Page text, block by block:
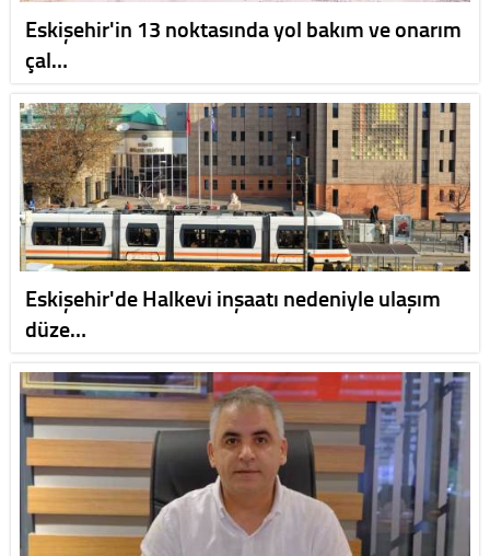
Eskişehir'in 13 noktasında yol bakım ve onarım
çal…
Eskişehir'de Halkevi inşaatı nedeniyle ulaşım
düze…